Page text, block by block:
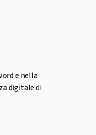
e nella
digitale di